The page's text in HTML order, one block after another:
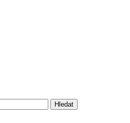
Hledat